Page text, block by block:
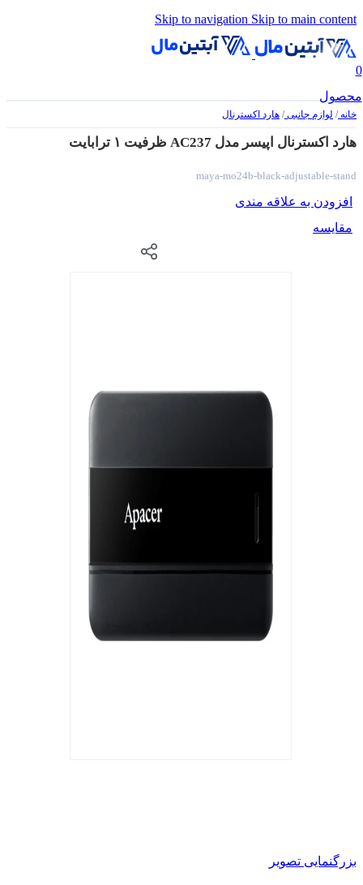
Skip to navigation Skip to main content
0
محصول
خانه/ لوازم جانبی/ هارد اکسترنال
هارد اکسترنال اپیسر مدل AC237 ظرفیت ۱ ترابایت
maya-mo24b-black-adjustable-stand
افزودن به علاقه مندی
مقایسه
بزرگنمایی تصویر